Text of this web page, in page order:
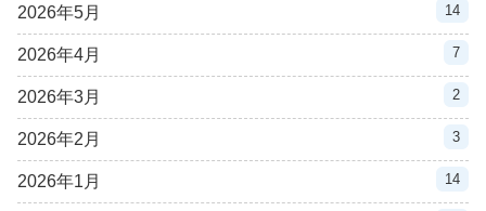
2026年5月 14
2026年4月 7
2026年3月 2
2026年2月 3
2026年1月 14